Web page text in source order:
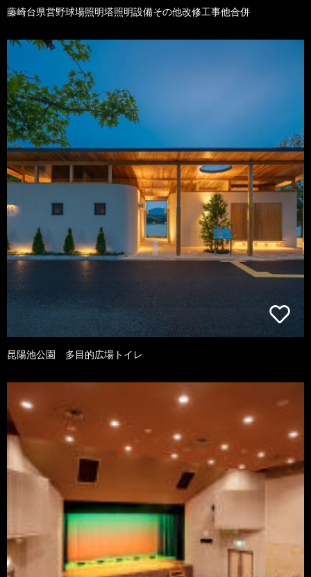
藤崎台県営野球場照明塔照明設備その他改修工事他合併
昆陽池公園 多目的広場トイレ